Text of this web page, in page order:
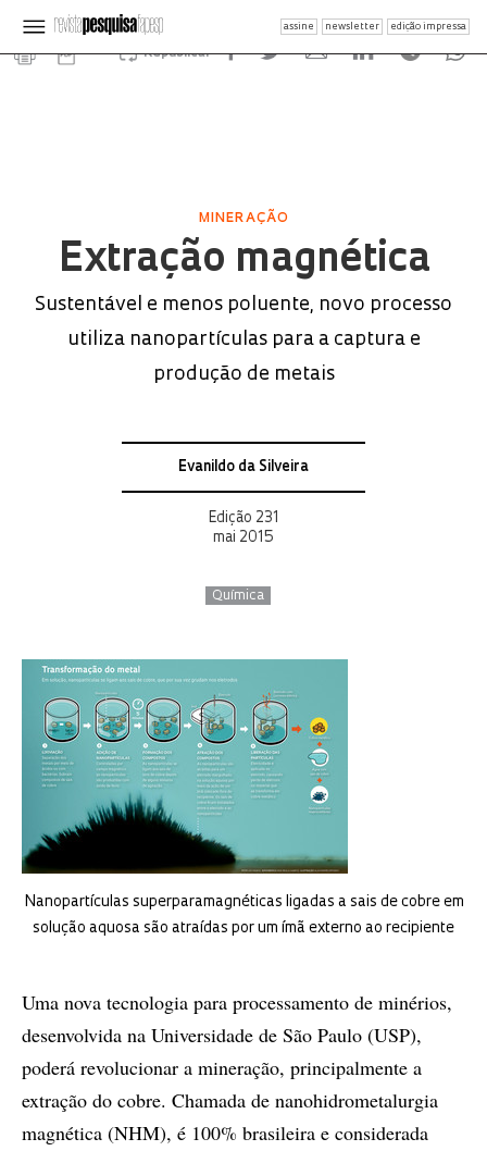
assine newsletter edição impressa
Republicar
MINERAÇÃO
Extração magnética
Sustentável e menos poluente, novo processo
utiliza nanopartículas para a captura e
produção de metais
Evanildo da Silveira
Edição 231
mai 2015
Química
Nanopartículas superparamagnéticas ligadas a sais de cobre em
solução aquosa são atraídas por um ímã externo ao recipiente
Uma nova tecnologia para processamento de minérios,
desenvolvida na Universidade de São Paulo (USP),
poderá revolucionar a mineração, principalmente a
extração do cobre. Chamada de nanohidrometalurgia
magnética (NHM), é 100% brasileira e considerada